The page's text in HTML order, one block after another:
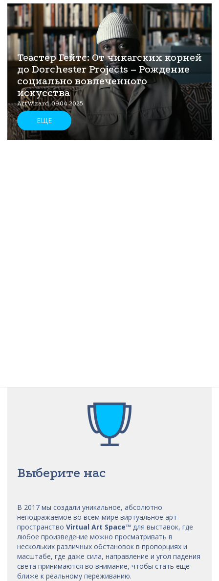
Теастер Гейтс: От чикагских корней
до Dorchester Projects – Рождение
социально вовлеченного
искусства
ArtWizard 09.04.2025
ЕЩЕ
Выберите нас
В 2017 мы создали уникальное, абсолютно
неподражаемое во всем мире виртуальное арт-
пространство Virtual Art Space™ для выставок, где
любое произведение можно просматривать в
нескольких различных обстановок в пропорциях и
масштабе, где даже сила, направление и угол падения
света принимаются во внимание, чтобы стать еще
ближе к реальному переживанию.